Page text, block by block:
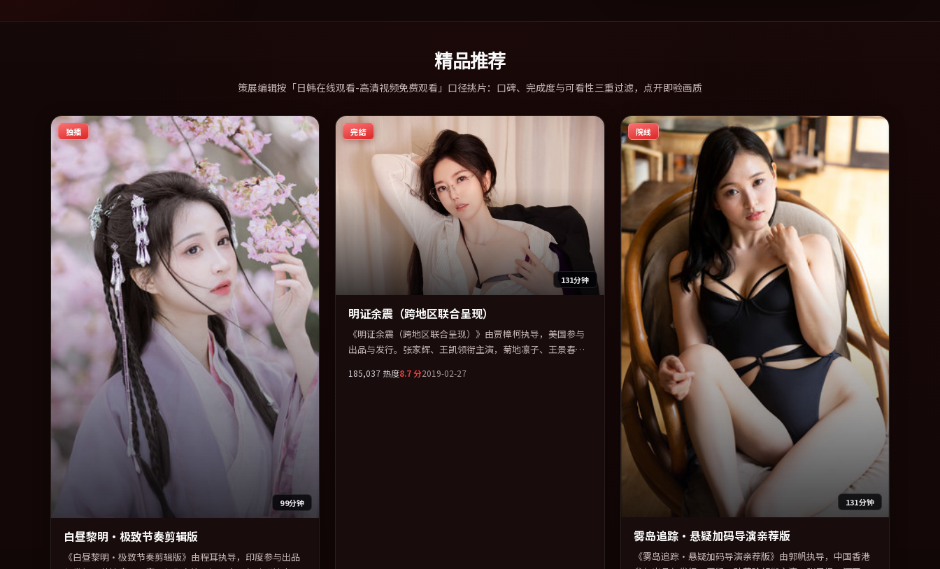
精品推荐
策展编辑按「日韩在线观看-高清视频免费观看」口径挑片：口碑、完成度与可看性三重过滤，点开即验画质
独播
99分钟
白昼黎明·极致节奏剪辑版
《白昼黎明·极致节奏剪辑版》由程耳执导，印度参与出品
完结
131分钟
明证余震（跨地区联合呈现）
《明证余震（跨地区联合呈现）》由贾樟柯执导，美国参与
出品与发行。张家辉、王凯领衔主演，菊地凛子、王景春联
悚」类型为骨架，在叙事、表演与视听上力求统一。定于
185,037 热度8.7分2019-02-27
院线
131分钟
雾岛追踪·悬疑加码导演亲荐版
《雾岛追踪·悬疑加码导演亲荐版》由郭帆执导，中国香港